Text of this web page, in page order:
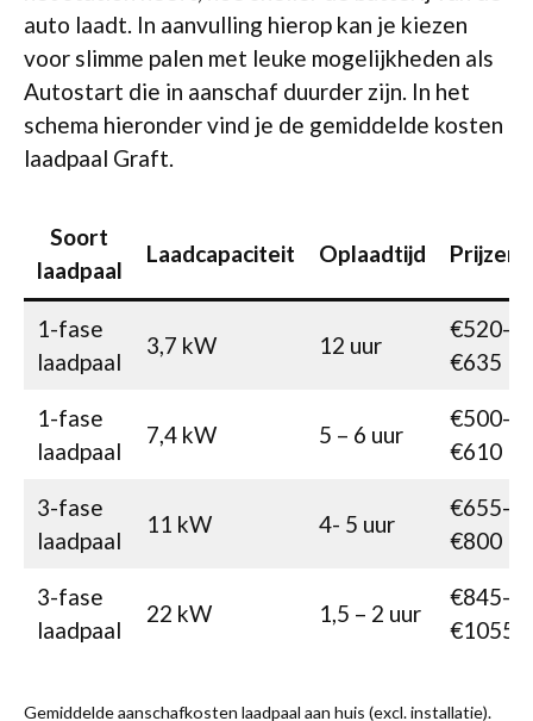
auto laadt. In aanvulling hierop kan je kiezen
voor slimme palen met leuke mogelijkheden als
Autostart die in aanschaf duurder zijn. In het
schema hieronder vind je de gemiddelde kosten
laadpaal Graft.
Soort
laadpaal
Laadcapaciteit Oplaadtijd Prijzen
1-fase
laadpaal
3,7 kW 12 uur
€520-
€635
1-fase
laadpaal
7,4 kW 5 – 6 uur
€500-
€610
3-fase
laadpaal
11 kW 4- 5 uur
€655-
€800
3-fase
laadpaal
22 kW 1,5 – 2 uur
€845-
€1055
Gemiddelde aanschafkosten laadpaal aan huis (excl. installatie).